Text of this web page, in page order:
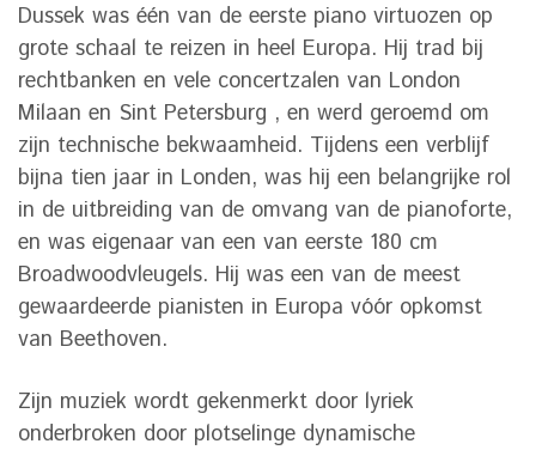
Dussek was één van de eerste piano virtuozen op
grote schaal te reizen in heel Europa. Hij trad bij
rechtbanken en vele concertzalen van London
Milaan en Sint Petersburg , en werd geroemd om
zijn technische bekwaamheid. Tijdens een verblijf
bijna tien jaar in Londen, was hij een belangrijke rol
in de uitbreiding van de omvang van de pianoforte,
en was eigenaar van een van eerste 180 cm
Broadwoodvleugels. Hij was een van de meest
gewaardeerde pianisten in Europa vóór opkomst
van Beethoven.
Zijn muziek wordt gekenmerkt door lyriek
onderbroken door plotselinge dynamische